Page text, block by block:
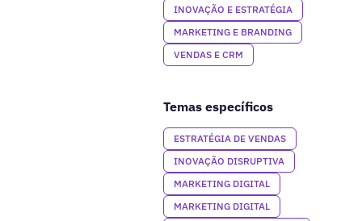
INOVAÇÃO E ESTRATÉGIA
MARKETING E BRANDING
VENDAS E CRM
Temas específicos
ESTRATÉGIA DE VENDAS
INOVAÇÃO DISRUPTIVA
MARKETING DIGITAL
MARKETING DIGITAL